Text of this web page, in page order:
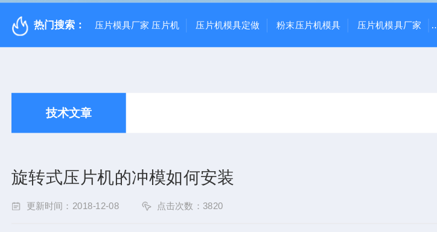
热门搜索： 压片模具厂家 压片机 压片机模具定做 粉末压片机模具 压片机模具厂家
技术文章
旋转式压片机的冲模如何安装
更新时间：2018-12-08 点击次数：3820